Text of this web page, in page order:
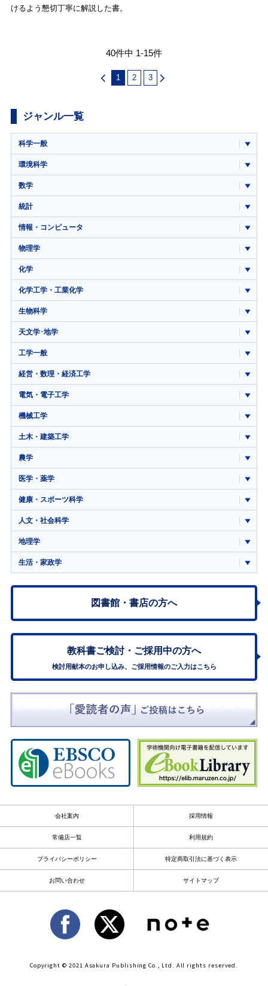
けるよう懇切丁寧に解説した書。
40件中 1-15件
1 2 3
ジャンル一覧
科学一般
環境科学
数学
統計
情報・コンピュータ
物理学
化学
化学工学・工業化学
生物科学
天文学･地学
工学一般
経営・数理・経済工学
電気・電子工学
機械工学
土木・建築工学
農学
医学・薬学
健康・スポーツ科学
人文・社会科学
地理学
生活・家政学
図書館・書店の方へ
教科書ご検討・ ご採用中の方へ
検討用献本のお申し込み、ご採用情報のご入力はこちら
会社案内 採用情報
常備店一覧 利用規約
プライバシーポリシー 特定商取引法に基づく表示
お問い合わせ サイトマップ
Copyright © 2021 Asakura Publishing Co., Ltd. All rights reserved.